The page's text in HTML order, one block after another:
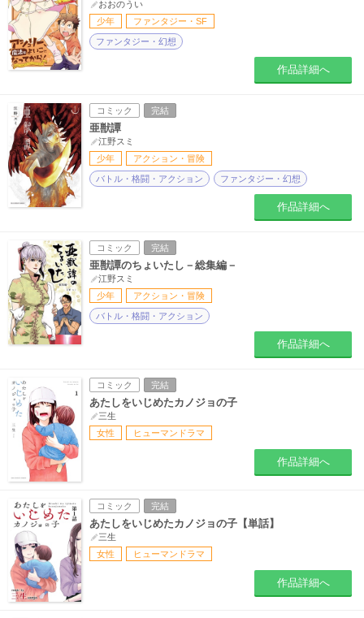
おおのうい
少年
ファンタジー・SF
ファンタジー・幻想
作品詳細へ
コミック 完結
亜獣譚
江野スミ
少年
アクション・冒険
バトル・格闘・アクション ファンタジー・幻想
作品詳細へ
コミック 完結
亜獣譚のちょいたし－総集編－
江野スミ
少年
アクション・冒険
バトル・格闘・アクション
作品詳細へ
コミック 完結
あたしをいじめたカノジョの子
三生
女性
ヒューマンドラマ
作品詳細へ
コミック 完結
あたしをいじめたカノジョの子【単話】
三生
女性
ヒューマンドラマ
作品詳細へ